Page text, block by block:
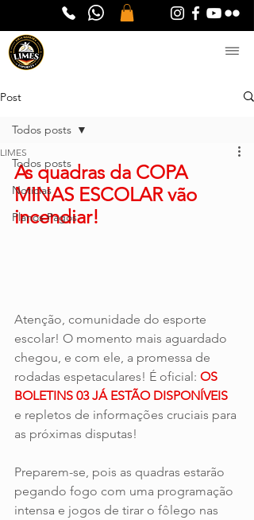
Post
Todos posts
Notícias
Planos Pagos
Todos posts
LIMES
As quadras da COPA
MINAS ESCOLAR vão
incendiar!
Atenção, comunidade do esporte
escolar! O momento mais aguardado
chegou, e com ele, a promessa de
rodadas espetaculares! É oficial: OS
BOLETINS 03 JÁ ESTÃO DISPONÍVEIS
e repletos de informações cruciais para
as próximas disputas!
Preparem-se, pois as quadras estarão
pegando fogo com uma programação
intensa e jogos de tirar o fôlego nas